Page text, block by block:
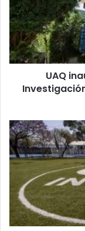
de
Investigación
en
Ciencias
de
Salud
Querétaro
UAQ
Entregan
rehabilitación
de
la
de
Juventud
en